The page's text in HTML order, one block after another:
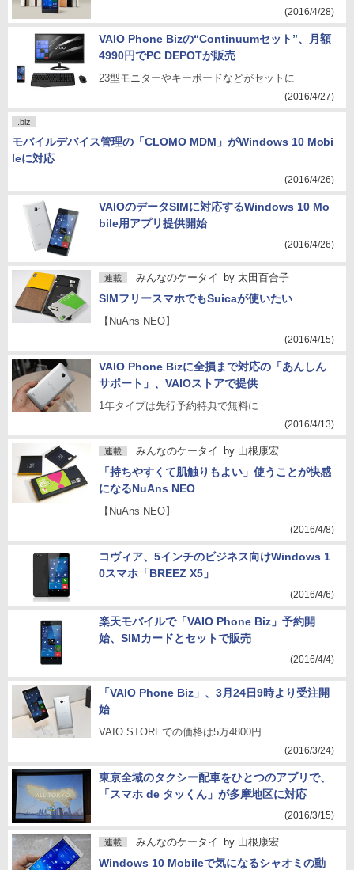
(2016/4/28)
VAIO Phone Bizの“Continuumセット”、月額
4990円でPC DEPOTが販売
23型モニターやキーボードなどがセットに
(2016/4/27)
.biz
モバイルデバイス管理の「CLOMO MDM」がWindows 10 Mobi
leに対応
(2016/4/26)
VAIOのデータSIMに対応するWindows 10 Mo
bile用アプリ提供開始
(2016/4/26)
連載 みんなのケータイ by 太田百合子
SIMフリースマホでもSuicaが使いたい
【NuAns NEO】
(2016/4/15)
VAIO Phone Bizに全損まで対応の「あんしん
サポート」、VAIOストアで提供
1年タイプは先行予約特典で無料に
(2016/4/13)
連載 みんなのケータイ by 山根康宏
「持ちやすくて肌触りもよい」使うことが快感
になるNuAns NEO
【NuAns NEO】
(2016/4/8)
コヴィア、5インチのビジネス向けWindows 1
0スマホ「BREEZ X5」
(2016/4/6)
楽天モバイルで「VAIO Phone Biz」予約開
始、SIMカードとセットで販売
(2016/4/4)
「VAIO Phone Biz」、3月24日9時より受注開
始
VAIO STOREでの価格は5万4800円
(2016/3/24)
東京全域のタクシー配車をひとつのアプリで、
「スマホ de タッくん」が多摩地区に対応
(2016/3/15)
連載 みんなのケータイ by 山根康宏
Windows 10 Mobileで気になるシャオミの動